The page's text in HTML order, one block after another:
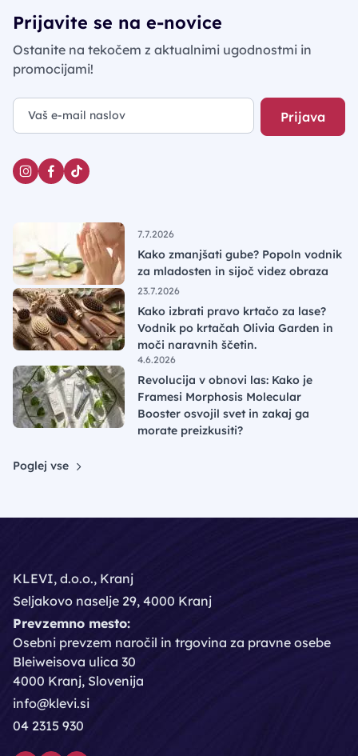
Prijavite se na e-novice
Ostanite na tekočem z aktualnimi ugodnostmi in
promocijami!
Prijava
7.7.2026
Kako zmanjšati gube? Popoln vodnik
za mladosten in sijoč videz obraza
23.7.2026
Kako izbrati pravo krtačo za lase?
Vodnik po krtačah Olivia Garden in
moči naravnih ščetin.
4.6.2026
Revolucija v obnovi las: Kako je
Framesi Morphosis Molecular
Booster osvojil svet in zakaj ga
morate preizkusiti?
Poglej vse
KLEVI, d.o.o., Kranj
Seljakovo naselje 29, 4000 Kranj
Prevzemno mesto:
Osebni prevzem naročil in trgovina za pravne osebe
Bleiweisova ulica 30
4000 Kranj, Slovenija
info@klevi.si
04 2315 930